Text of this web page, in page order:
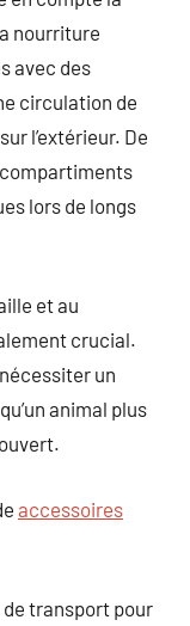
nourriture
avec des
circulation de
l’extérieur. De
lors de longs
et au
crucial.
un
animal plus
accessoires
de transport pour